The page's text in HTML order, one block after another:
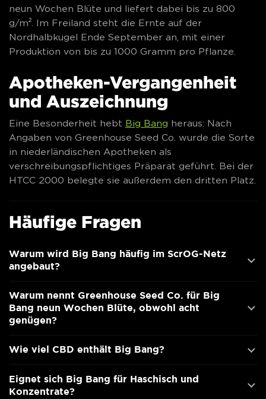
neun Wochen Blüte und liefert dabei bis zu 800
g/m². Im Freiland steht die Ernte auf der
Nordhalbkugel Ende September an, mit einer
Produktion von bis zu 1000 Gramm pro Pflanze.
Apotheken-Vergangenheit
und Auszeichnung
Eine Besonderheit hebt Big Bang heraus: Nach
Angaben von Greenhouse Seed Co. wurde die Sorte
in niederländischen Apotheken als
verschreibungspflichtiges Präparat geführt. Bei der
HTCC 2000 belegte sie außerdem den dritten Platz.
Häufige Fragen
Warum wird Big Bang häufig im ScrOG-Netz
angebaut?
Warum nennt Greenhouse Seed Co. für Big
Bang neun Wochen Blüte, obwohl acht
genügen?
Wie viel CBD enthält Big Bang?
Eignet sich Big Bang für Haschisch und
Konzentrate?